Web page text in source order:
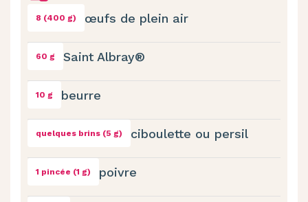
8 (400 g) œufs de plein air
60 g Saint Albray®
10 g beurre
quelques brins (5 g) ciboulette ou persil
1 pincée (1 g) poivre